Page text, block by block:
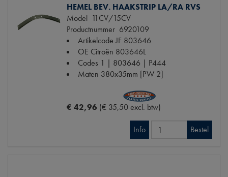
HEMEL BEV. HAAKSTRIP LA/RA RVS
Model 11CV/15CV
Productnummer 6920109
Artikelcode JF 803646
OE Citroën 803646L
Codes 1 | 803646 | P444
Maten 380x35mm [PW 2]
€ 42,96 (€ 35,50 excl. btw)
Info Bestel